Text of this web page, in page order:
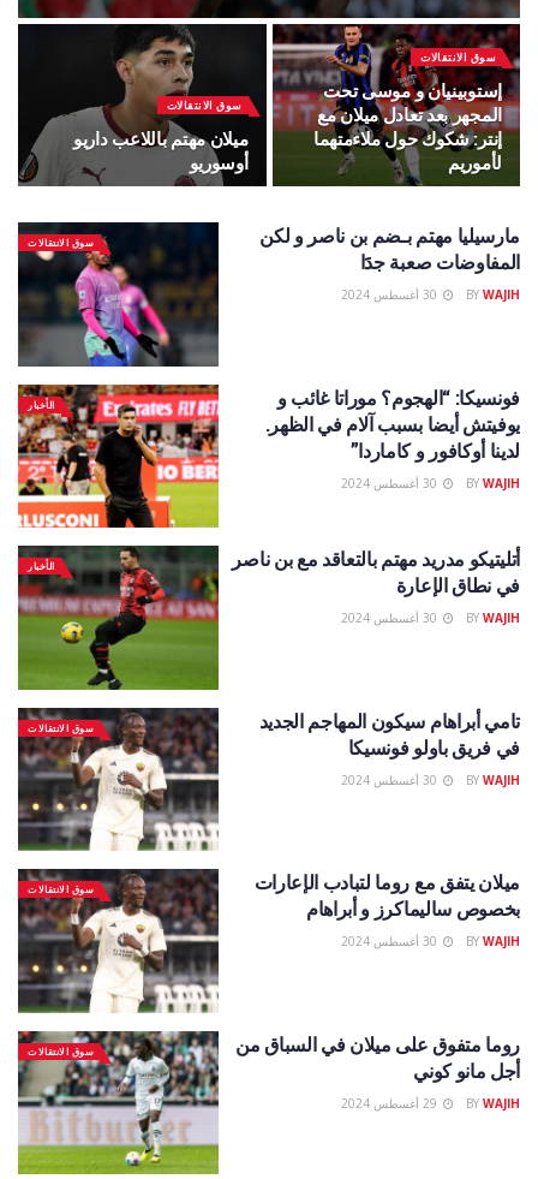
سوق الانتقالات
إستوبينيان و موسى تحت
المجهر بعد تعادل ميلان مع
إنتر: شكوك حول ملاءمتهما
لأموريم
سوق الانتقالات
ميلان مهتم باللاعب داريو
أوسوريو
سوق الانتقالات
مارسيليا مهتم بـضم بن ناصر و لكن
المفاوضات صعبة جدََا
BY WAJIH
الأخبار
فونسيكا: “الهجوم؟ موراتا غائب و
يوفيتش أيضا بسبب آلام في الظهر.
لدينا أوكافور و كاماردا”
BY WAJIH
الأخبار
أتليتيكو مدريد مهتم بالتعاقد مع بن ناصر
في نطاق الإعارة
BY WAJIH
سوق الانتقالات
تامي أبراهام سيكون المهاجم الجديد
في فريق باولو فونسيكا
BY WAJIH
سوق الانتقالات
ميلان يتفق مع روما لتبادب الإعارات
بخصوص ساليماكرز و أبراهام
BY WAJIH
سوق الانتقالات
روما متفوق على ميلان في السباق من
أجل مانو كوني
BY WAJIH